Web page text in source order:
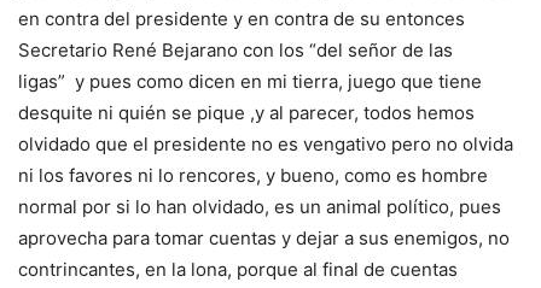
en contra del presidente y en contra de su entonces
Secretario René Bejarano con los “del señor de las
ligas” y pues como dicen en mi tierra, juego que tiene
desquite ni quién se pique ,y al parecer, todos hemos
olvidado que el presidente no es vengativo pero no olvida
ni los favores ni lo rencores, y bueno, como es hombre
normal por si lo han olvidado, es un animal político, pues
aprovecha para tomar cuentas y dejar a sus enemigos, no
contrincantes, en la lona, porque al final de cuentas